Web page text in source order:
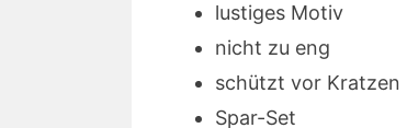
lustiges Motiv
nicht zu eng
schützt vor Kratzen
Spar-Set